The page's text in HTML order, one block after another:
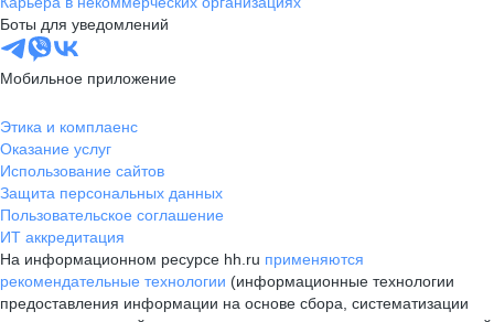
Боты для уведомлений
Мобильное приложение
Этика и комплаенс
Оказание услуг
Использование сайтов
Защита персональных данных
Пользовательское соглашение
ИТ аккредитация
На информационном ресурсе hh.ru применяются
рекомендательные технологии (информационные технологии
предоставления информации на основе сбора, систематизации